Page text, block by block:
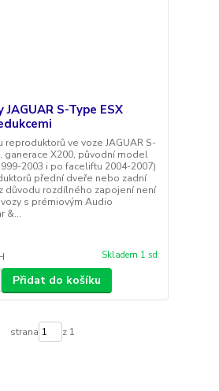
S-Type ESX
reproduktorů ve voze JAGUAR S-
ganerace X200, původní model
2003 i po faceliftu 2004-2007)
přední dveře nebo zadní
důvodu rozdílného zapojení není
s prémiovým Audio
&...
Skladem 1 sd
Přidat do košíku
strana z 1